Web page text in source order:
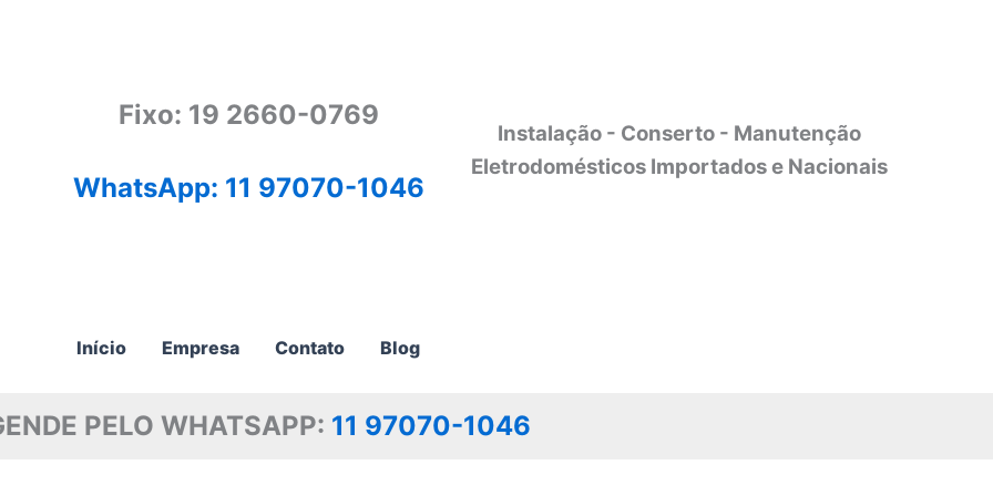
Fixo: 19 2660-0769
WhatsApp: 11 97070-1046
Instalação - Conserto - Manutenção
Eletrodomésticos Importados e Nacionais
Início Empresa Contato Blog
PELO WHATSAPP: 11 97070-1046